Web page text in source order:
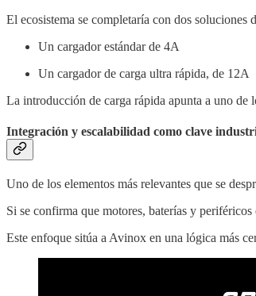
El ecosistema se completaría con dos soluciones
Un cargador estándar de 4A
Un cargador de carga ultra rápida, de 12A
La introducción de carga rápida apunta a uno de
Integración y escalabilidad como clave
Uno de los elementos más relevantes que se
Si se confirma que motores, baterías y
Este enfoque sitúa a Avinox en una lógica más